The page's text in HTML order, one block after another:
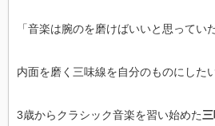
「音楽は腕のを磨けばいいと思っていた
内面を磨く三味線を自分のものにしたい
3歳からクラシック音楽を習い始めた